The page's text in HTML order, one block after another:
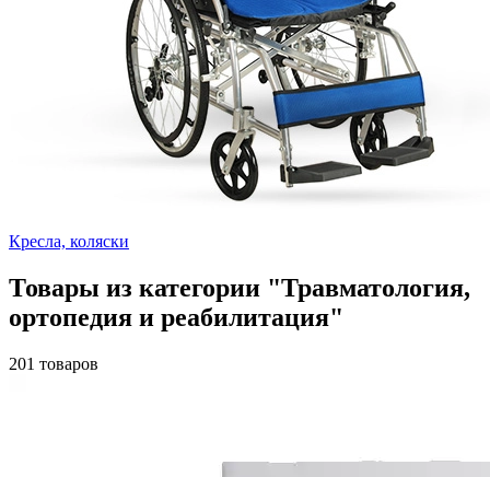
Кресла, коляски
Товары из категории "Травматология,
ортопедия и реабилитация"
201 товаров